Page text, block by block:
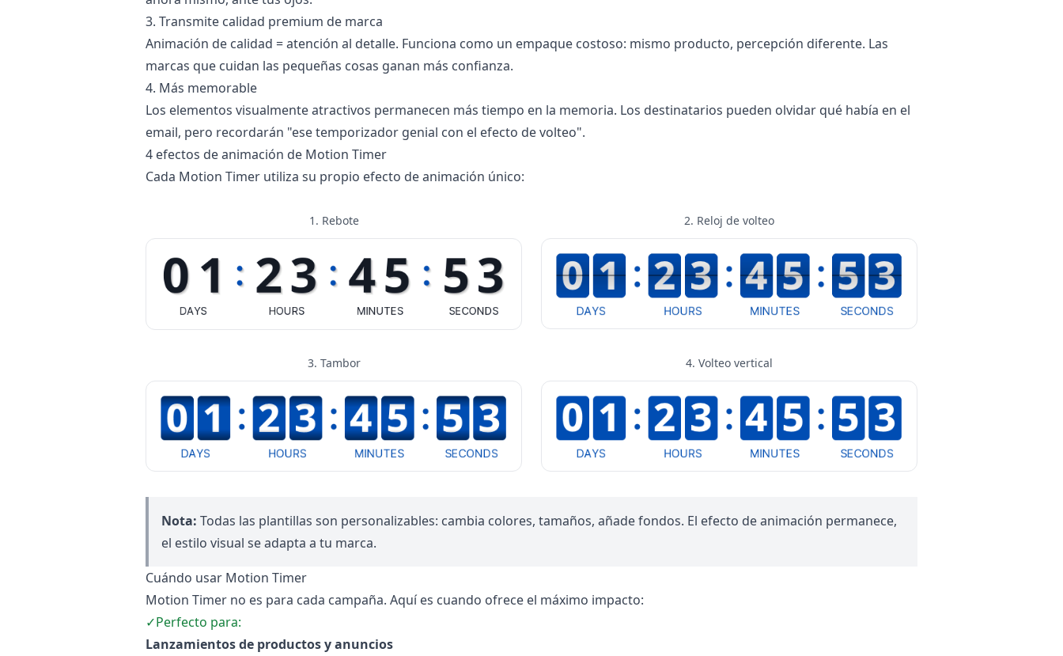
3. Transmite calidad premium de marca
Animación de calidad = atención al detalle. Funciona como un empaque costoso: mismo producto, percepción diferente. Las
marcas que cuidan las pequeñas cosas ganan más confianza.
4. Más memorable
Los elementos visualmente atractivos permanecen más tiempo en la memoria. Los destinatarios pueden olvidar qué había en el
email, pero recordarán "ese temporizador genial con el efecto de volteo".
4 efectos de animación de Motion Timer
Cada Motion Timer utiliza su propio efecto de animación único:
1. Rebote 2. Reloj de volteo
3. Tambor 4. Volteo vertical
Nota: Todas las plantillas son personalizables: cambia colores, tamaños, añade fondos. El efecto de animación permanece,
el estilo visual se adapta a tu marca.
Cuándo usar Motion Timer
Motion Timer no es para cada campaña. Aquí es cuando ofrece el máximo impacto:
✓Perfecto para:
Lanzamientos de productos y anuncios